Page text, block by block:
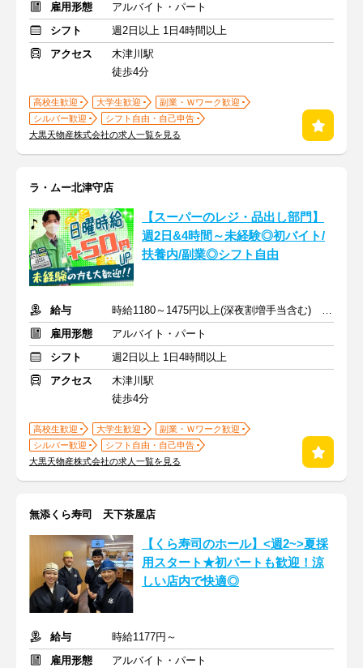
雇用形態
アルバイト・パート
シフト
週2日以上 1日4時間以上
アクセス
木津川駅
徒歩4分
高校生歓迎 大学生歓迎
副業・Ｗワーク歓迎
シルバー歓迎
シフト自由・自己申告
大黒天物産株式会社の求人一覧を見る
ラ・ムー北津守店
【スーパーのレジ・品出し部門】
週2日&4時間～未経験◎初バイト/
扶養内/副業◎シフト自由
給与
時給1180～1475円以上(深夜割増手当含む) ※日曜日は時給＋50円
雇用形態
アルバイト・パート
シフト
週2日以上 1日4時間以上
アクセス
木津川駅
徒歩4分
高校生歓迎 大学生歓迎
副業・Ｗワーク歓迎
シルバー歓迎
シフト自由・自己申告
大黒天物産株式会社の求人一覧を見る
無添くら寿司 天下茶屋店
【くら寿司のホール】<週2~>夏採
用スタート★初パートも歓迎！涼
しい店内で快適◎
給与
時給1177円～
雇用形態
アルバイト・パート